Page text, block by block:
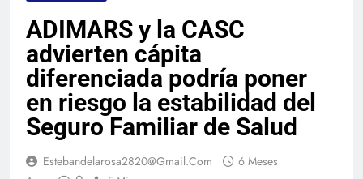
ADIMARS y la CASC
advierten cápita
diferenciada podría poner
en riesgo la estabilidad del
Seguro Familiar de Salud
Estebandelarosa2820@gmail.com
6 Meses